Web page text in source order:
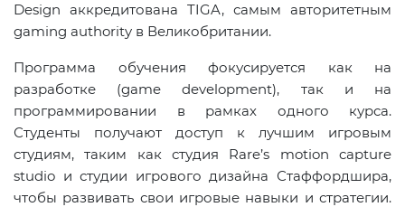
Design аккредитована TIGA, самым авторитетным
gaming authority в Великобритании.
Программа обучения фокусируется как на
разработке (game development), так и на
программировании в рамках одного курса.
Студенты получают доступ к лучшим игровым
студиям, таким как студия Rare’s motion capture
studio и студии игрового дизайна Стаффордшира,
чтобы развивать свои игровые навыки и стратегии.